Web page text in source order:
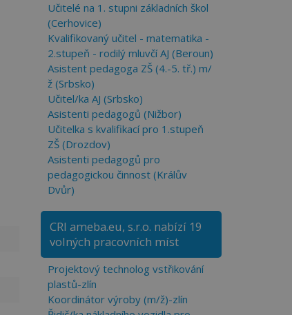
Učitelé na 1. stupni základních škol
(Cerhovice)
Kvalifikovaný učitel - matematika -
2.stupeň - rodilý mluvčí AJ (Beroun)
Asistent pedagoga ZŠ (4.-5. tř.) m/
ž (Srbsko)
Učitel/ka AJ (Srbsko)
Asistenti pedagogů (Nižbor)
Učitelka s kvalifikací pro 1.stupeň
ZŠ (Drozdov)
Asistenti pedagogů pro
pedagogickou činnost (Králův
Dvůr)
CRI ameba.eu, s.r.o. nabízí 19
volných pracovních míst
Projektový technolog vstřikování
plastů-zlín
Koordinátor výroby (m/ž)-zlín